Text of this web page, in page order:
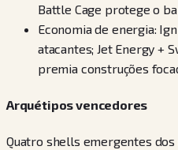
Battle Cage protege o
Economia de energia:
atacantes; Jet Energy +
premia construções
Arquétipos vencedores
Quatro shells emergentes